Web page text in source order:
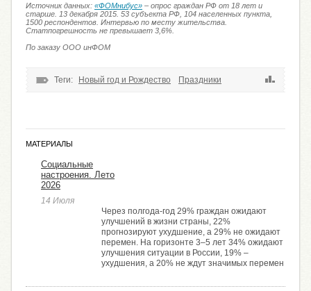
Источник данных: «ФОМнибус» – опрос граждан РФ от 18 лет и
старше. 13 декабря 2015. 53 субъекта РФ, 104 населенных пункта,
1500 респондентов. Интервью по месту жительства.
Статпогрешность не превышает 3,6%.
По заказу ООО инФОМ
Теги: Новый год и Рождество Праздники
МАТЕРИАЛЫ
Социальные
настроения. Лето
2026
14 Июля
Через полгода-год 29% граждан ожидают
улучшений в жизни страны, 22%
прогнозируют ухудшение, а 29% не ожидают
перемен. На горизонте 3–5 лет 34% ожидают
улучшения ситуации в России, 19% –
ухудшения, а 20% не ждут значимых перемен